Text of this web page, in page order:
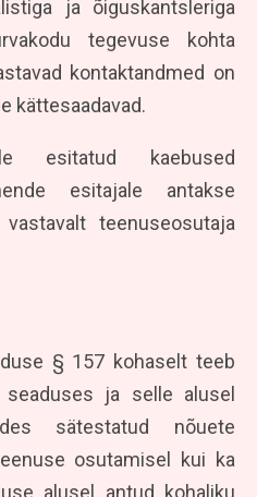
ja õiguskantsleriga
tegevuse kohta
kontaktandmed on
kättesaadavad.
esitatud kaebused
esitajale antakse
teenuseosutaja
§ 157 kohaselt teeb
ja selle alusel
sätestatud nõuete
osutamisel kui ka
alusel antud kohaliku